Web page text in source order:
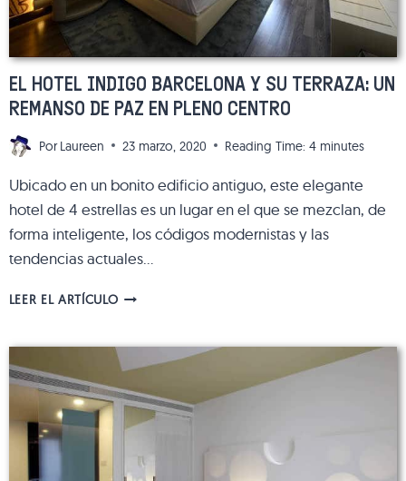
EL HOTEL INDIGO BARCELONA Y SU TERRAZA: UN
REMANSO DE PAZ EN PLENO CENTRO
Por Laureen 23 marzo, 2020 Reading Time: 4 minutes
Ubicado en un bonito edificio antiguo, este elegante
hotel de 4 estrellas es un lugar en el que se mezclan, de
forma inteligente, los códigos modernistas y las
tendencias actuales…
LEER EL ARTÍCULOEL
BARCELONA
Y
SU
TERRAZA:
UN